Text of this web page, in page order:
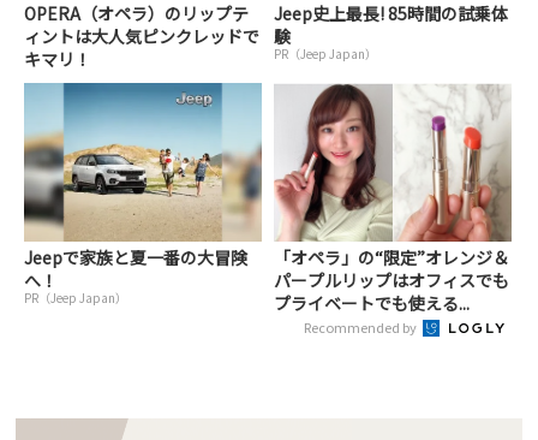
OPERA（オペラ）のリップテ
ィントは大人気ピンクレッドで
キマリ！
Jeep史上最長! 85時間の試乗体
験
PR（Jeep Japan）
Jeepで家族と夏一番の大冒険
へ！
PR（Jeep Japan）
「オペラ」の“限定”オレンジ＆
パープルリップはオフィスでも
プライベートでも使える...
Recommended by